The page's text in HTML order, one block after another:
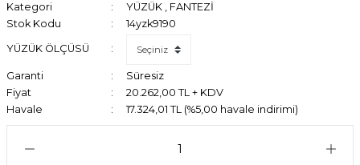
Kategori YÜZÜK , FANTEZİ
Stok Kodu
14yzk9190
YÜZÜK ÖLÇÜSÜ
Garanti
Süresiz
Fiyat
20.262,00 TL + KDV
Havale
17.324,01 TL (%5,00 havale indirimi)